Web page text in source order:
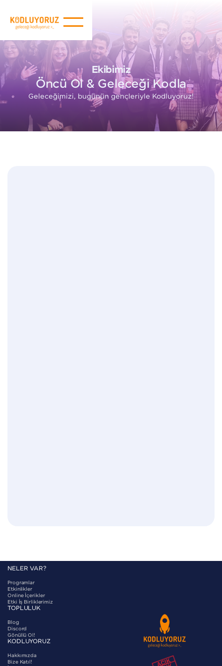
Ekibimiz
Öncü Ol & Geleceği Kodla
Geleceğimizi, bugünün gençleriyle Kodluyoruz!
NELER VAR?
Programlar
Etkinlikler
Online İçerikler
Etki İş Birliklerimiz
TOPLULUK
Blog
Discord
Gönüllü Ol!
KODLUYORUZ
Hakkımızda
Bize Katıl!